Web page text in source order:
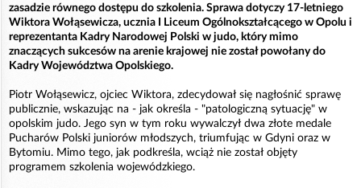
zasadzie równego dostępu do szkolenia. Sprawa dotyczy 17-letniego
Wiktora Wołąsewicza, ucznia I Liceum Ogólnokształcącego w Opolu i
reprezentanta Kadry Narodowej Polski w judo, który mimo
znaczących sukcesów na arenie krajowej nie został powołany do
Kadry Województwa Opolskiego.
Piotr Wołąsewicz, ojciec Wiktora, zdecydował się nagłośnić sprawę
publicznie, wskazując na - jak określa - "patologiczną sytuację" w
opolskim judo. Jego syn w tym roku wywalczył dwa złote medale
Pucharów Polski juniorów młodszych, triumfując w Gdyni oraz w
Bytomiu. Mimo tego, jak podkreśla, wciąż nie został objęty
programem szkolenia wojewódzkiego.